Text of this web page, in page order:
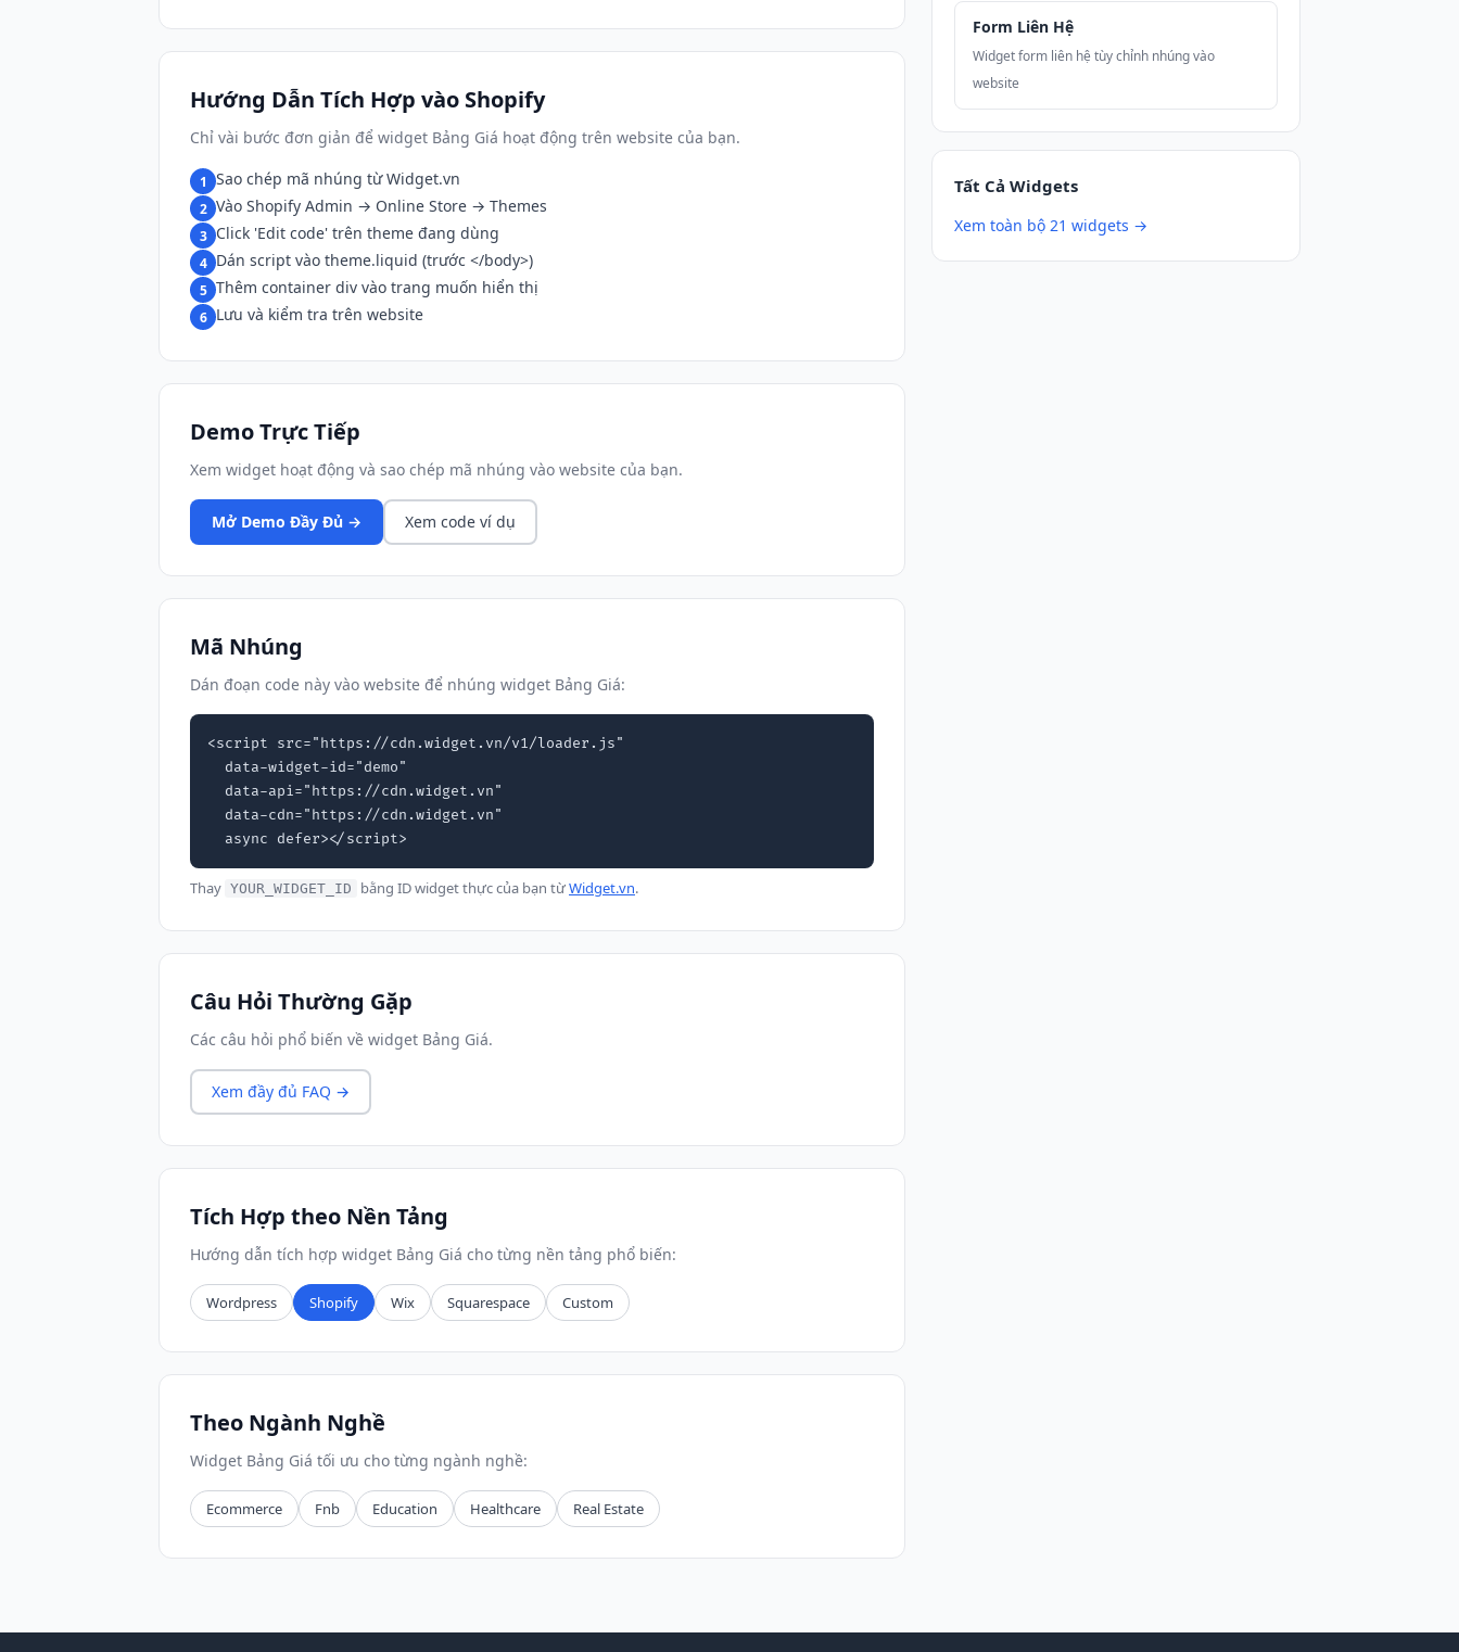
Hướng Dẫn Tích Hợp vào Shopify
Chỉ vài bước đơn giản để widget Bảng Giá hoạt động trên website của bạn.
1 Sao chép mã nhúng từ Widget.vn
2 Vào Shopify Admin → Online Store → Themes
3 Click 'Edit code' trên theme đang dùng
4 Dán script vào theme.liquid (trước </body>)
5 Thêm container div vào trang muốn hiển thị
6 Lưu và kiểm tra trên website
Demo Trực Tiếp
Xem widget hoạt động và sao chép mã nhúng vào website của bạn.
Mở Demo Đầy Đủ → Xem code ví dụ
Mã Nhúng
Dán đoạn code này vào website để nhúng widget Bảng Giá:
<script src="https://cdn.widget.vn/v1/loader.js"
  async defer></script>
Thay YOUR_WIDGET_ID bằng ID widget thực của bạn từWidget.vn.
Câu Hỏi Thường Gặp
Các câu hỏi phổ biến về widget Bảng Giá.
Xem đầy đủ FAQ →
Tích Hợp theo Nền Tảng
Hướng dẫn tích hợp widget Bảng Giá cho từng nền tảng phổ biến:
Wordpress Shopify Wix Squarespace Custom
Theo Ngành Nghề
Widget Bảng Giá tối ưu cho từng ngành nghề:
Ecommerce Fnb Education Healthcare Real Estate
Form Liên Hệ
Widget form liên hệ tùy chỉnh nhúng vào
website
Tất Cả Widgets
Xem toàn bộ 21 widgets →